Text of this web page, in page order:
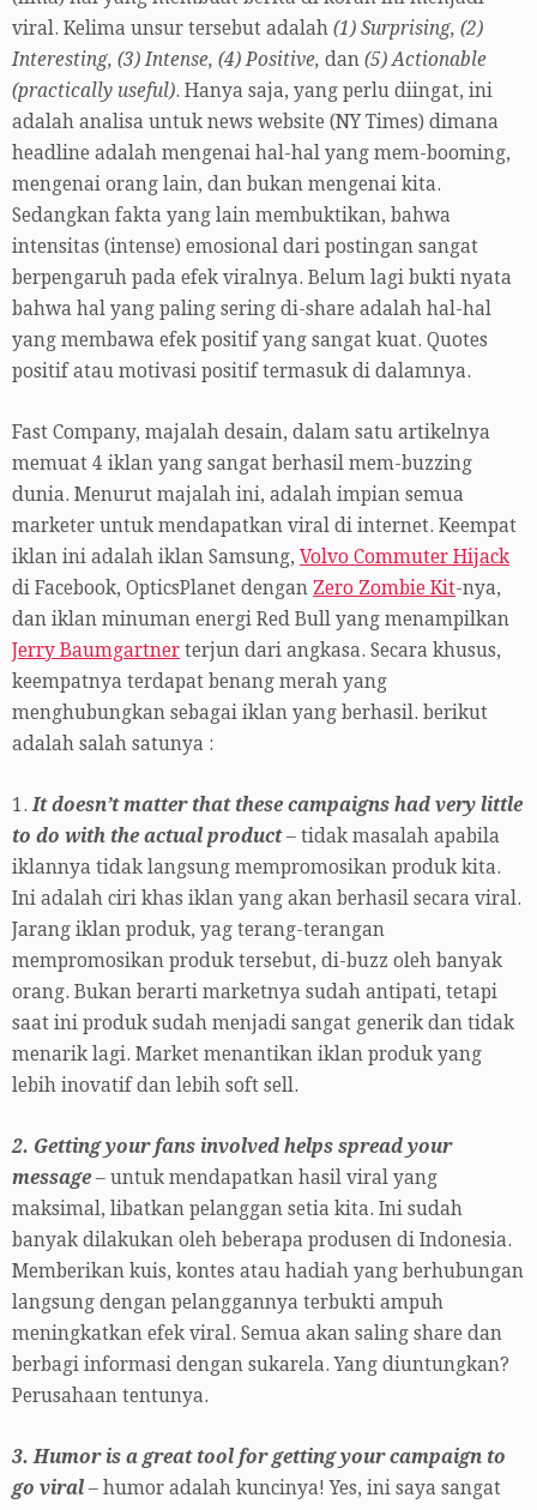
viral. Kelima unsur tersebut adalah (1) Surprising, (2)
Interesting, (3) Intense, (4) Positive, dan (5) Actionable
(practically useful). Hanya saja, yang perlu diingat, ini
adalah analisa untuk news website (NY Times) dimana
headline adalah mengenai hal-hal yang mem-booming,
mengenai orang lain, dan bukan mengenai kita.
Sedangkan fakta yang lain membuktikan, bahwa
intensitas (intense) emosional dari postingan sangat
berpengaruh pada efek viralnya. Belum lagi bukti nyata
bahwa hal yang paling sering di-share adalah hal-hal
yang membawa efek positif yang sangat kuat. Quotes
positif atau motivasi positif termasuk di dalamnya.
Fast Company, majalah desain, dalam satu artikelnya
memuat 4 iklan yang sangat berhasil mem-buzzing
dunia. Menurut majalah ini, adalah impian semua
marketer untuk mendapatkan viral di internet. Keempat
iklan ini adalah iklan Samsung, Volvo Commuter Hijack
di Facebook, OpticsPlanet dengan Zero Zombie Kit-nya,
dan iklan minuman energi Red Bull yang menampilkan
Jerry Baumgartner terjun dari angkasa. Secara khusus,
keempatnya terdapat benang merah yang
menghubungkan sebagai iklan yang berhasil. berikut
adalah salah satunya :
1.It doesn’t matter that these campaigns had very little
to do with the actual product– tidak masalah apabila
iklannya tidak langsung mempromosikan produk kita.
Ini adalah ciri khas iklan yang akan berhasil secara viral.
Jarang iklan produk, yag terang-terangan
mempromosikan produk tersebut, di-buzz oleh banyak
orang. Bukan berarti marketnya sudah antipati, tetapi
saat ini produk sudah menjadi sangat generik dan tidak
menarik lagi. Market menantikan iklan produk yang
lebih inovatif dan lebih soft sell.
2. Getting your fans involved helps spread your
message – untuk mendapatkan hasil viral yang
maksimal, libatkan pelanggan setia kita. Ini sudah
banyak dilakukan oleh beberapa produsen di Indonesia.
Memberikan kuis, kontes atau hadiah yang berhubungan
langsung dengan pelanggannya terbukti ampuh
meningkatkan efek viral. Semua akan saling share dan
berbagi informasi dengan sukarela. Yang diuntungkan?
Perusahaan tentunya.
3. Humor is a great tool for getting your campaign to
go viral – humor adalah kuncinya! Yes, ini saya sangat